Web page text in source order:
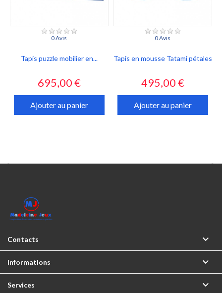
0 Avis
Tapis puzzle mobilier en...
Prix
695,00 €
Ajouter au panier
0 Avis
Tapis en mousse Tatami pétales
Prix
495,00 €
Ajouter au panier
 
Contacts 
Informations 
Services 